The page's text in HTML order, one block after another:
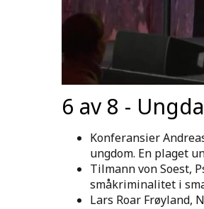
6 av 8 -
Konferansier
ungdom. En plaget
Tilmann von Soest,
småkriminalitet i
Lars Roar Frøyland,